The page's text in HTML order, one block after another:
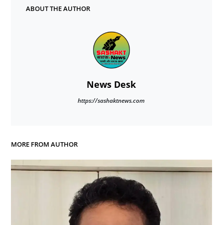
ABOUT THE AUTHOR
News Desk
https://sashaktnews.com
MORE FROM AUTHOR